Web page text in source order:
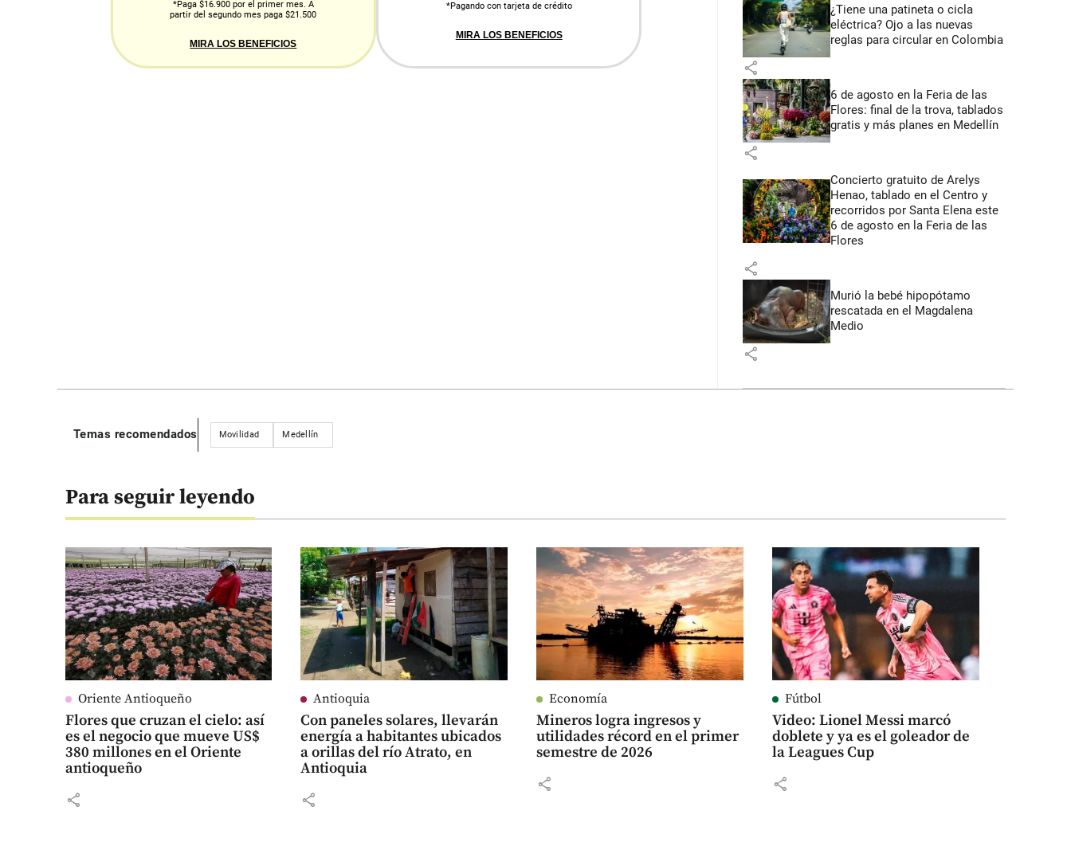
*Paga $16.900 por el primer mes. A
partir del segundo mes paga $21.500
MIRA LOS BENEFICIOS
*Pagando con tarjeta de crédito
MIRA LOS BENEFICIOS
¿Tiene una patineta o cicla
eléctrica? Ojo a las nuevas
reglas para circular en Colombia
share
6 de agosto en la Feria de las
Flores: final de la trova, tablados
gratis y más planes en Medellín
share
Concierto gratuito de Arelys
Henao, tablado en el Centro y
recorridos por Santa Elena este
6 de agosto en la Feria de las
Flores
share
Murió la bebé hipopótamo
rescatada en el Magdalena
Medio
share
Temas recomendados Movilidad Medellín
Para seguir leyendo
Oriente Antioqueño
Flores que cruzan el cielo: así
es el negocio que mueve US$
380 millones en el Oriente
antioqueño
share
Antioquia
Con paneles solares, llevarán
energía a habitantes ubicados
a orillas del río Atrato, en
Antioquia
share
Economía
Mineros logra ingresos y
utilidades récord en el primer
semestre de 2026
share
Fútbol
Video: Lionel Messi marcó
doblete y ya es el goleador de
la Leagues Cup
share